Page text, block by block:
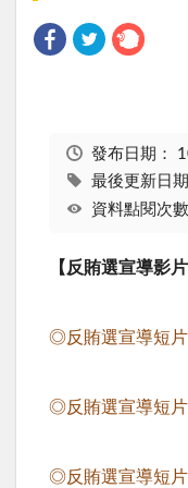
發布日期：
最後更新日
資料點閱次
【反賄選宣導影片
◎反賄選宣導短片
◎反賄選宣導短片
◎反賄選宣導短片